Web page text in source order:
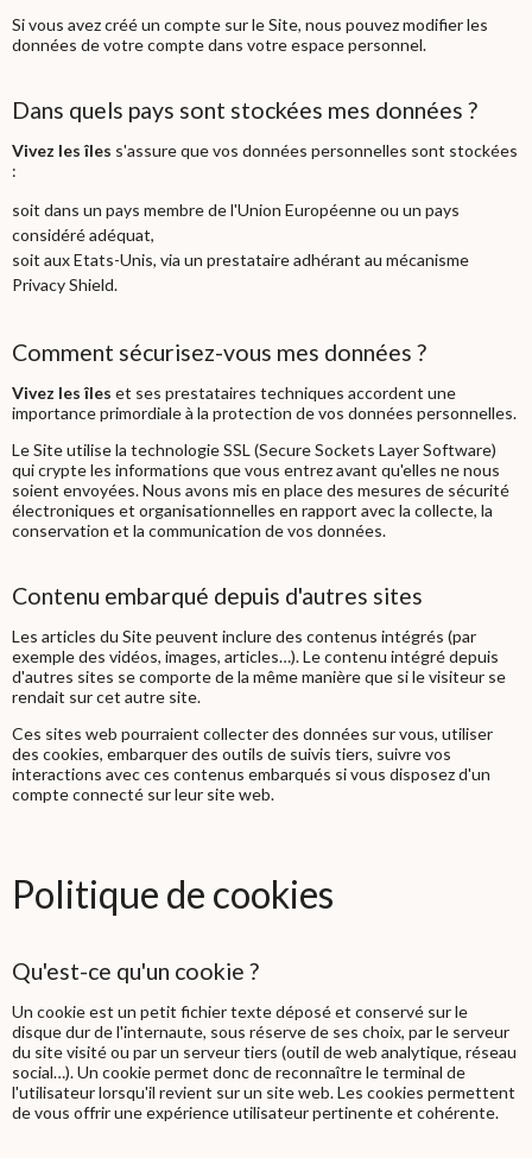
Si vous avez créé un compte sur le Site, nous pouvez modifier les
données de votre compte dans votre espace personnel.
Dans quels pays sont stockées mes données ?
Vivez les îles s'assure que vos données personnelles sont stockées
:
soit dans un pays membre de l'Union Européenne ou un pays
considéré adéquat,
soit aux Etats-Unis, via un prestataire adhérant au mécanisme
Privacy Shield.
Comment sécurisez-vous mes données ?
Vivez les îles et ses prestataires techniques accordent une
importance primordiale à la protection de vos données personnelles.
Le Site utilise la technologie SSL (Secure Sockets Layer Software)
qui crypte les informations que vous entrez avant qu'elles ne nous
soient envoyées. Nous avons mis en place des mesures de sécurité
électroniques et organisationnelles en rapport avec la collecte, la
conservation et la communication de vos données.
Contenu embarqué depuis d'autres sites
Les articles du Site peuvent inclure des contenus intégrés (par
exemple des vidéos, images, articles…). Le contenu intégré depuis
d'autres sites se comporte de la même manière que si le visiteur se
rendait sur cet autre site.
Ces sites web pourraient collecter des données sur vous, utiliser
des cookies, embarquer des outils de suivis tiers, suivre vos
interactions avec ces contenus embarqués si vous disposez d'un
compte connecté sur leur site web.
Politique de cookies
Qu'est-ce qu'un cookie ?
Un cookie est un petit fichier texte déposé et conservé sur le
disque dur de l'internaute, sous réserve de ses choix, par le serveur
du site visité ou par un serveur tiers (outil de web analytique, réseau
social…). Un cookie permet donc de reconnaître le terminal de
l'utilisateur lorsqu'il revient sur un site web. Les cookies permettent
de vous offrir une expérience utilisateur pertinente et cohérente.